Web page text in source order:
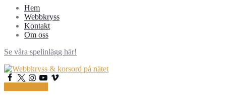
Hem
Webbkryss
Kontakt
Om oss
Se våra spelinlägg här!